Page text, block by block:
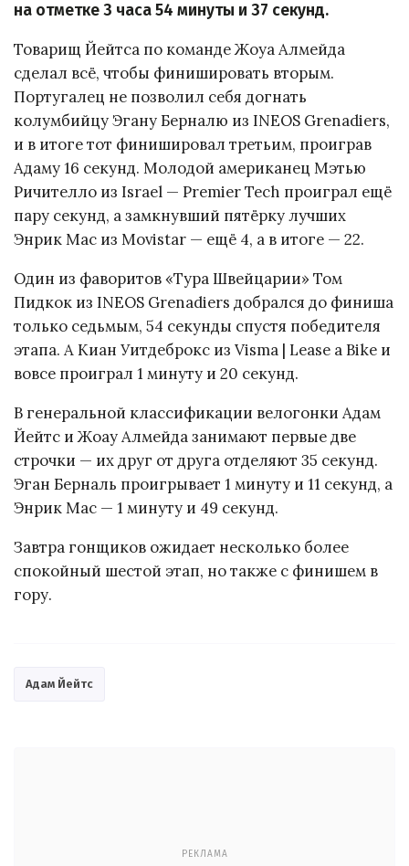
на отметке 3 часа 54 минуты и 37 секунд.
Товарищ Йейтса по команде Жоуа Алмейда
сделал всё, чтобы финишировать вторым.
Португалец не позволил себя догнать
колумбийцу Эгану Берналю из INEOS Grenadiers,
и в итоге тот финишировал третьим, проиграв
Адаму 16 секунд. Молодой американец Мэтью
Ричителло из Israel — Premier Tech проиграл ещё
пару секунд, а замкнувший пятёрку лучших
Энрик Мас из Movistar — ещё 4, а в итоге — 22.
Один из фаворитов «Тура Швейцарии» Том
Пидкок из INEOS Grenadiers добрался до финиша
только седьмым, 54 секунды спустя победителя
этапа. А Киан Уитдеброкс из Visma | Lease a Bike и
вовсе проиграл 1 минуту и 20 секунд.
В генеральной классификации велогонки Адам
Йейтс и Жоау Алмейда занимают первые две
строчки — их друг от друга отделяют 35 секунд.
Эган Берналь проигрывает 1 минуту и 11 секунд, а
Энрик Мас — 1 минуту и 49 секунд.
Завтра гонщиков ожидает несколько более
спокойный шестой этап, но также с финишем в
гору.
Адам Йейтс
РЕКЛАМА